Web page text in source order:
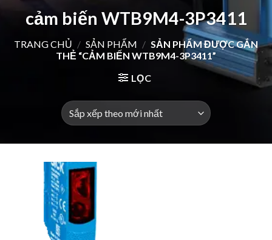
cảm biến WTB9M4-3P3411
TRANG CHỦ / SẢN PHẨM / SẢN PHẨM ĐƯỢC GẮN
THẺ “CẢM BIẾN WTB9M4-3P3411”
LỌC